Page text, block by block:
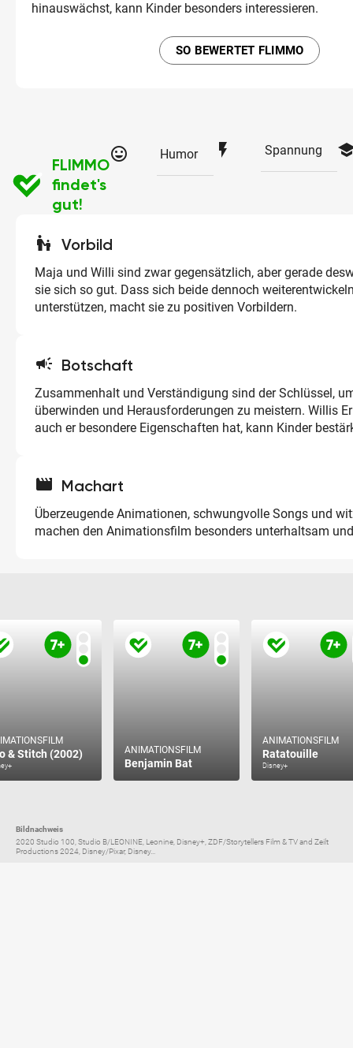
hinauswächst, kann Kinder besonders interessieren.
SO BEWERTET FLIMMO
FLIMMO
findet's
gut!
tag_faces Humor flash_on Spannung
escalator_warning Vorbild
Maja und Willi sind zwar gegensätzlich, aber gerade
sie sich so gut. Dass sich beide dennoch
unterstützen, macht sie zu positiven Vorbildern.
campaign Botschaft
Zusammenhalt und Verständigung sind der Schlüssel,
überwinden und Herausforderungen zu meistern. Willis
auch er besondere Eigenschaften hat, kann Kinder
movie Machart
Überzeugende Animationen, schwungvolle Songs und
machen den Animationsfilm besonders unterhaltsam
& Stitch (2002) ANIMATIONSFILM
Benjamin Bat
ANIMATIONSFILM
Ratatouille
Disney+
Bildnachweis
2020 Studio 100, Studio B/LEONINE, Leonine, Disney+, ZDF/Storytellers Film & TV and Zeilt
Productions 2024, Disney/Pixar, Disney...